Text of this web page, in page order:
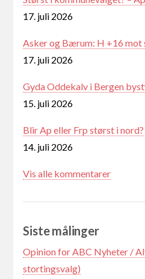
17. juli 2026
Asker og Bærum: H +16 mot
17. juli 2026
Gyda Oddekalv i Bergen
15. juli 2026
Blir Ap eller Frp størst i nord?
14. juli 2026
Vis alle kommentarer
Siste målinger
Opinion for ABC Nyheter /
stortingsvalg)